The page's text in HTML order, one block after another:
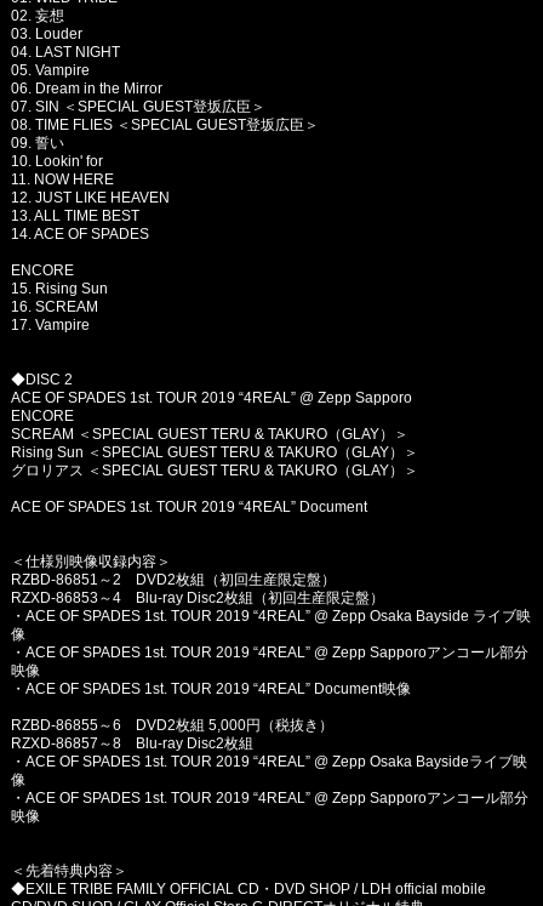
02. 妄想
03. Louder
04. LAST NIGHT
05. Vampire
06. Dream in the Mirror
07. SIN ＜SPECIAL GUEST登坂広臣＞
08. TIME FLIES ＜SPECIAL GUEST登坂広臣＞
09. 誓い
10. Lookin' for
11. NOW HERE
12. JUST LIKE HEAVEN
13. ALL TIME BEST
14. ACE OF SPADES
ENCORE
15. Rising Sun
16. SCREAM
17. Vampire
◆DISC 2
ACE OF SPADES 1st. TOUR 2019 “4REAL” @ Zepp Sapporo
ENCORE
SCREAM ＜SPECIAL GUEST TERU & TAKURO（GLAY）＞
Rising Sun ＜SPECIAL GUEST TERU & TAKURO（GLAY）＞
グロリアス ＜SPECIAL GUEST TERU & TAKURO（GLAY）＞
ACE OF SPADES 1st. TOUR 2019 “4REAL” Document
＜仕様別映像収録内容＞
RZBD-86851～2 DVD2枚組（初回生産限定盤）
RZXD-86853～4 Blu-ray Disc2枚組（初回生産限定盤）
・ACE OF SPADES 1st. TOUR 2019 “4REAL” @ Zepp Osaka Bayside ライブ映
像
・ACE OF SPADES 1st. TOUR 2019 “4REAL” @ Zepp Sapporoアンコール部分
映像
・ACE OF SPADES 1st. TOUR 2019 “4REAL” Document映像
RZBD-86855～6 DVD2枚組 5,000円（税抜き）
RZXD-86857～8 Blu-ray Disc2枚組
・ACE OF SPADES 1st. TOUR 2019 “4REAL” @ Zepp Osaka Baysideライブ映
像
・ACE OF SPADES 1st. TOUR 2019 “4REAL” @ Zepp Sapporoアンコール部分
映像
＜先着特典内容＞
◆EXILE TRIBE FAMILY OFFICIAL CD・DVD SHOP / LDH official mobile